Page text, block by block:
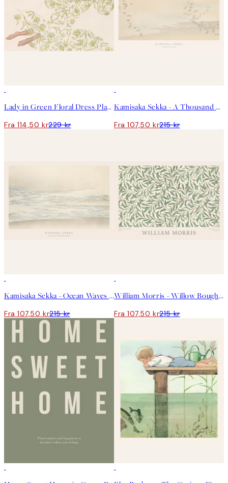
Lady in Green Floral Dress Plakat
Fra 114,50 kr229 kr
Kamisaka Sekka - A Thousand Grasses Pl.09 Plakat
Fra 107,50 kr215 kr
Kamisaka Sekka - Ocean Waves From Momoyogusa Plakat
Fra 107,50 kr215 kr
William Morris - Willow Bough Landscape Plakat
Fra 107,50 kr215 kr